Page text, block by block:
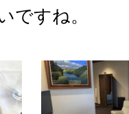
ですね。